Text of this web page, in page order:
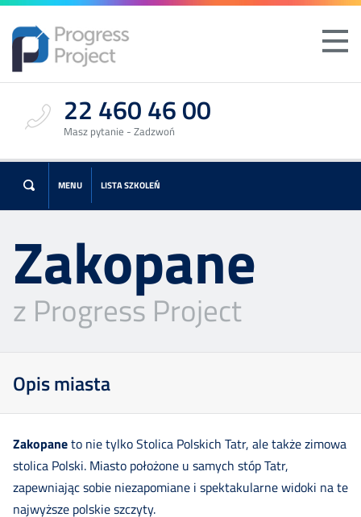
22 460 46 00
Masz pytanie - Zadzwoń
MENU LISTA SZKOLEŃ
Zakopane
z Progress Project
Opis miasta
Zakopaneto nie tylko Stolica Polskich Tatr, ale także zimowa
stolica Polski. Miasto położone u samych stóp Tatr,
zapewniając sobie niezapomiane i spektakularne widoki na te
najwyższe polskie szczyty.